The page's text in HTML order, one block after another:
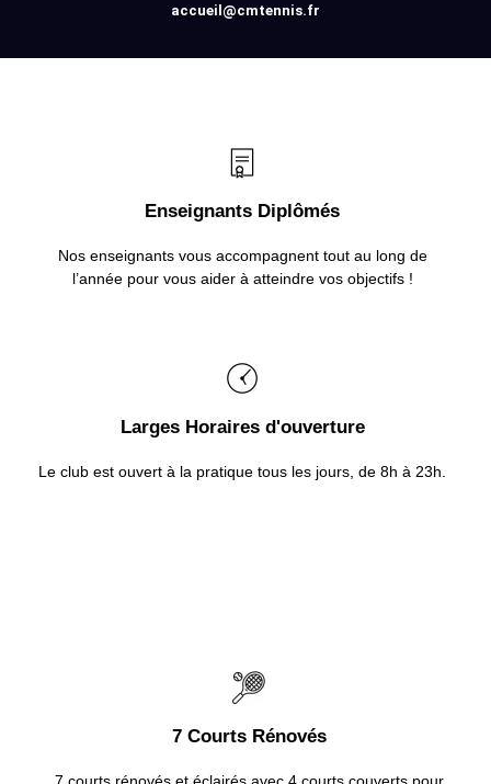
accueil@cmtennis.fr
Enseignants Diplômés
Nos enseignants vous accompagnent tout au long de
l’année pour vous aider à atteindre vos objectifs !
Larges Horaires d'ouverture
Le club est ouvert à la pratique tous les jours, de 8h à 23h.
7 Courts Rénovés
7 courts rénovés et éclairés avec 4 courts couverts pour